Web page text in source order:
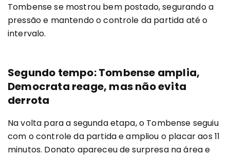
Tombense se mostrou bem postado, segurando a
pressão e mantendo o controle da partida até o
intervalo.
Segundo tempo: Tombense amplia,
Democrata reage, mas não evita
derrota
Na volta para a segunda etapa, o Tombense seguiu
com o controle da partida e ampliou o placar aos 11
minutos. Donato apareceu de surpresa na área e